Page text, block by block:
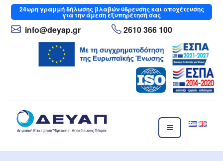
Μετάβαση
στο
περιεχόμενο
24ωρηγραμμή δήλωσης βλαβών ύδρευσης και αποχέτευσης
για την άμεση εξυπηρέτησή σας
info@deyap.gr 2610 366 100
Δημοτική Επιχείρηση Ύδρευσης- Αποχέτευσης Πάτρας